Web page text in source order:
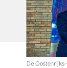
De